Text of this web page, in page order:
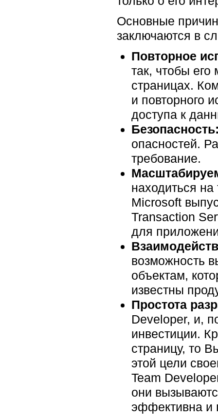
Основные
заключаются в
Повторное
так, чтобы
страницах.
и повторного
доступа к
опасностей.
требование.
находиться
Microsoft
Transaction
для
возможность
объектам,
известны
Простота
Developer, и,
инвестиции.
страницу, то
этой цели
Team
они
эффективна и